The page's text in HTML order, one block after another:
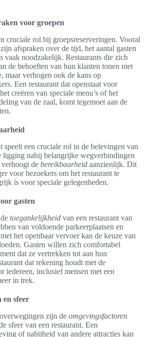
voor groepen
cruciale rol bij groepsreserveringen. Vooral
afspraken over de tijd, het aantal gasten
vaak noodzakelijk. Restaurants die zich
de behoeften van hun klanten tonen niet
maar verhogen ook de kans op
Een restaurant dat openstaat voor
creëren van speciale menu’s of het
van de zaal, komt tegemoet aan de
speelt een cruciale rol in de belevingen van
ligging nabij belangrijke wegverbindingen
de bereikbaarheid aanzienlijk. Dit
voor bezoekers om het restaurant te
is voor speciale gelegenheden.
gasten
toegankelijkheid van een restaurant van
van voldoende parkeerplaatsen en
het openbaar vervoer kan de keuze van
Gasten willen zich comfortabel
dat ze vertrekken tot aan hun
dat rekening houdt met de
iedereen, inclusief mensen met een
in trek.
en sfeer
zijn de omgevingsfactoren
sfeer van een restaurant. Een
of nabijheid van andere attracties kan